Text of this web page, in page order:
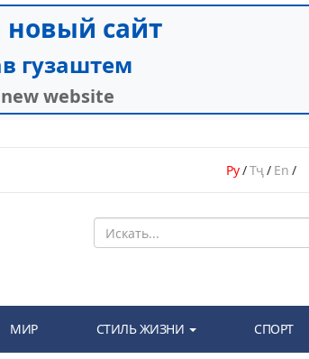
Ру/Тҷ/ En /
МИР СТИЛЬ ЖИЗНИ СПОРТ